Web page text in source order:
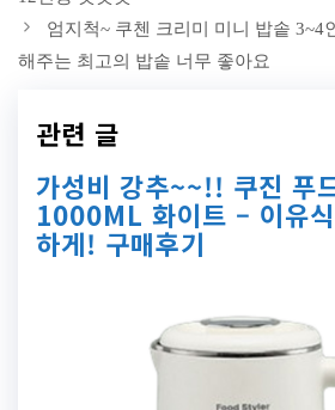
엄지척~ 쿠첸 크리미 미니 밥솥 3~4
해주는 최고의 밥솥 너무 좋아요
관련 글
가성비 강추~~!! 쿠진 푸
1000ML 화이트 – 이유
하게! 구매후기